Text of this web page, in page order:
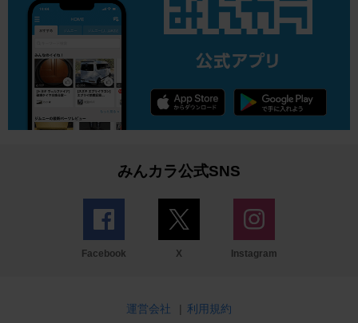
みんカラ公式SNS
Facebook X Instagram
運営会社 | 利用規約